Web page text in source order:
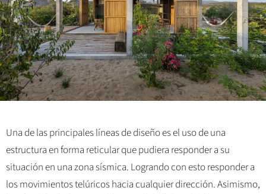
Una de las principales líneas de diseño es el uso de una
estructura en forma reticular que pudiera responder a su
situación en una zona sísmica. Logrando con esto responder a
los movimientos telúricos hacia cualquier dirección. Asimismo,